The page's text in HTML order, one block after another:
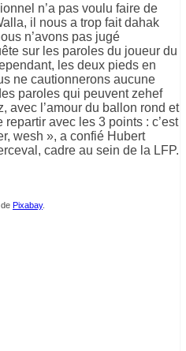
n’a pas voulu faire de
il nous a trop fait dahak
n’avons pas jugé
sur les paroles du joueur du
les deux pieds en
ne cautionnerons aucune
paroles qui peuvent zehef
avec l’amour du ballon rond et
repartir avec les 3 points : c’est
wesh », a confié Hubert
cadre au sein de la LFP.
de Pixabay.